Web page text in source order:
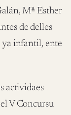
Mª Esther
de delles
ya infantil, ente
actividaes
V Concursu